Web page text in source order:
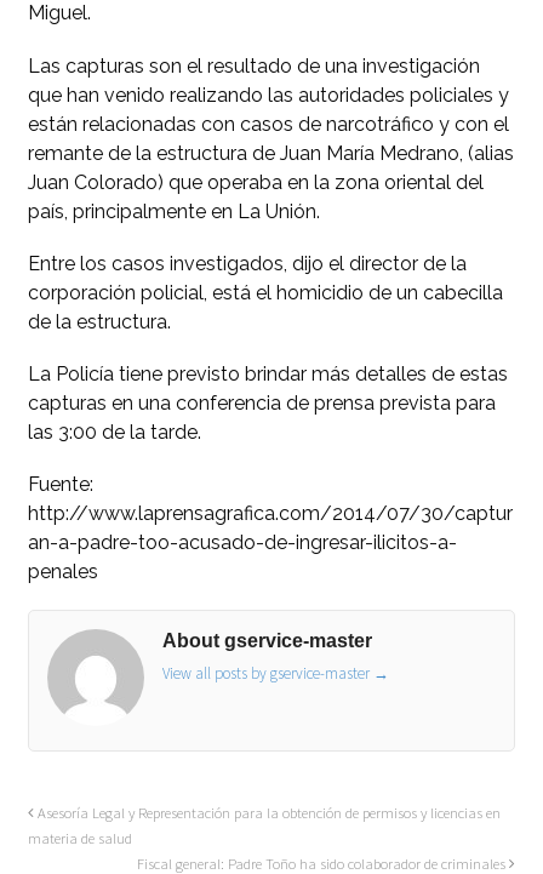
Miguel.
Las capturas son el resultado de una investigación
que han venido realizando las autoridades policiales y
están relacionadas con casos de narcotráfico y con el
remante de la estructura de Juan María Medrano, (alias
Juan Colorado) que operaba en la zona oriental del
país, principalmente en La Unión.
Entre los casos investigados, dijo el director de la
corporación policial, está el homicidio de un cabecilla
de la estructura.
La Policía tiene previsto brindar más detalles de estas
capturas en una conferencia de prensa prevista para
las 3:00 de la tarde.
Fuente:
http://www.laprensagrafica.com/2014/07/30/captur
an-a-padre-too-acusado-de-ingresar-ilicitos-a-
penales
About gservice-master
View all posts by gservice-master →
Asesoría Legal y Representación para la obtención de permisos y licencias en
materia de salud
Fiscal general: Padre Toño ha sido colaborador de criminales